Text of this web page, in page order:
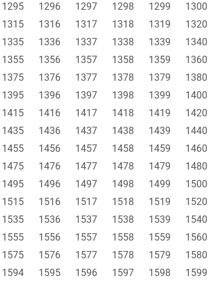
1295 1296 1297 1298 1299 1300
1315 1316 1317 1318 1319 1320
1335 1336 1337 1338 1339 1340
1355 1356 1357 1358 1359 1360
1375 1376 1377 1378 1379 1380
1395 1396 1397 1398 1399 1400
1415 1416 1417 1418 1419 1420
1435 1436 1437 1438 1439 1440
1455 1456 1457 1458 1459 1460
1475 1476 1477 1478 1479 1480
1495 1496 1497 1498 1499 1500
1515 1516 1517 1518 1519 1520
1535 1536 1537 1538 1539 1540
1555 1556 1557 1558 1559 1560
1575 1576 1577 1578 1579 1580
1594 1595 1596 1597 1598 1599